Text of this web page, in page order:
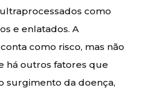
como
e enlatados. A
como risco, mas não
há outros fatores que
surgimento da doença,